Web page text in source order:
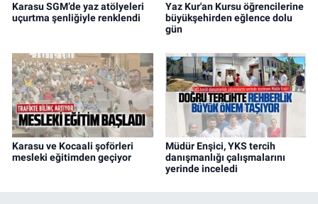
Karasu SGM’de yaz atölyeleri
uçurtma şenliğiyle renklendi
Yaz Kur'an Kursu öğrencilerine
büyükşehirden eğlence dolu
gün
Karasu ve Kocaali şoförleri
mesleki eğitimden geçiyor
Müdür Enşici, YKS tercih
danışmanlığı çalışmalarını
yerinde inceledi